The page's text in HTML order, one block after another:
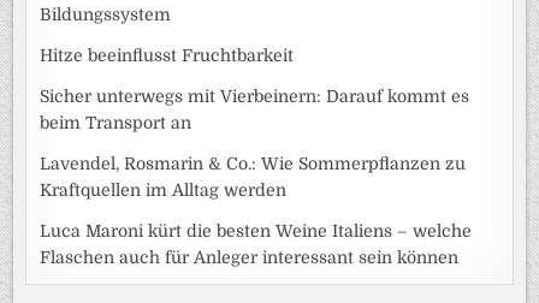
Bildungssystem
Hitze beeinflusst Fruchtbarkeit
Sicher unterwegs mit Vierbeinern: Darauf kommt es
beim Transport an
Lavendel, Rosmarin & Co.: Wie Sommerpflanzen zu
Kraftquellen im Alltag werden
Luca Maroni kürt die besten Weine Italiens – welche
Flaschen auch für Anleger interessant sein können